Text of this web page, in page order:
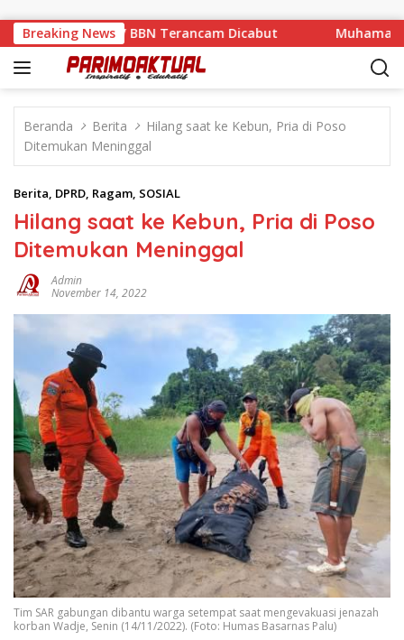
Breaking News
Izin CV BBN Terancam Dicabut Muhamad
Beranda Berita
Hilang saat ke Kebun, Pria di Poso
Ditemukan Meninggal
Berita, DPRD, Ragam, SOSIAL
Hilang saat ke Kebun, Pria di Poso
Ditemukan Meninggal
Admin
November 14, 2022
Tim SAR gabungan dibantu warga setempat saat mengevakuasi jenazah
korban Wadje, Senin (14/11/2022). (Foto: Humas Basarnas Palu)